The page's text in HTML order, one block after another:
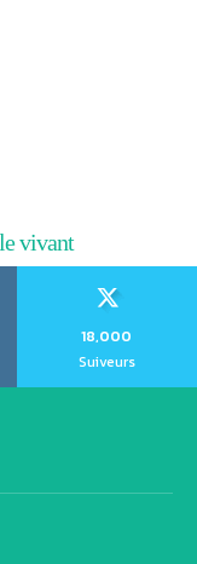
vivant
18,000
Suiveurs